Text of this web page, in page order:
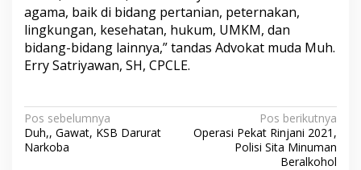
agama, baik di bidang pertanian, peternakan,
lingkungan, kesehatan, hukum, UMKM, dan
bidang-bidang lainnya,” tandas Advokat muda Muh.
Erry Satriyawan, SH, CPCLE.
N
a
Pos sebelumnya
Duh,, Gawat, KSB Darurat
Narkoba
Pos berikutnya
Operasi Pekat Rinjani 2021,
Polisi Sita Minuman
Beralkohol